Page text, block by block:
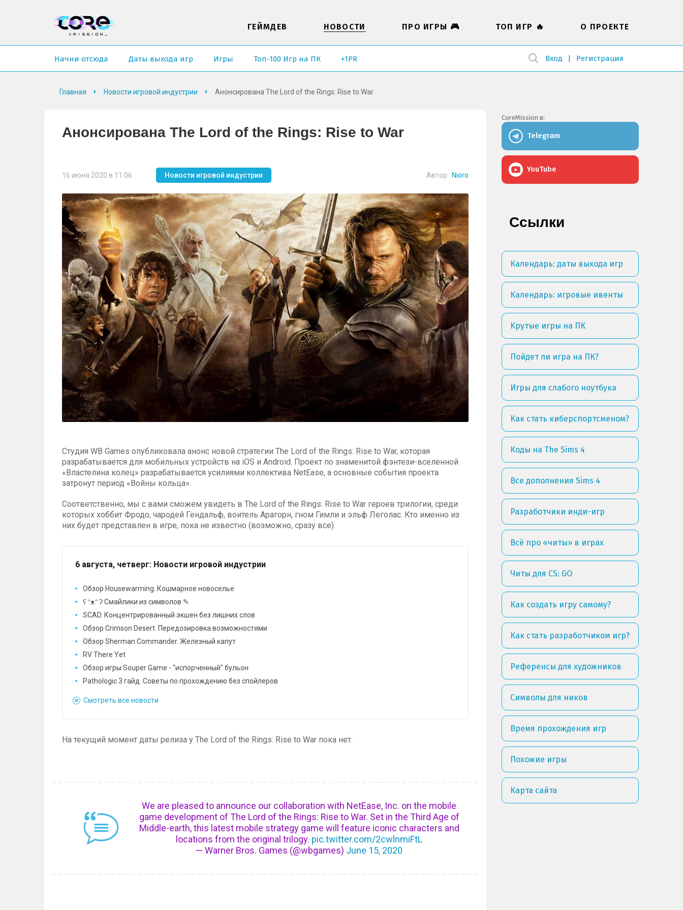
Вход Регистрация
ГЕЙМДЕВ НОВОСТИ ПРО ИГРЫ 🎮 ТОП ИГР 🔥 О ПРОЕКТЕ
Начни отсюда Даты выхода игр Игры Топ-100 Игр на ПК +1PR
Главная Новости игровой индустрии Анонсирована The Lord of the Rings: Rise to War
Анонсирована The Lord of the Rings: Rise to War
16 июня 2020 в 11:06 Новости игровой индустрии Автор: Nioro
Студия WB Games опубликовала анонс новой стратегии The Lord of the Rings: Rise to War, которая
разрабатывается для мобильных устройств на iOS и Android. Проект по знаменитой фэнтези-вселенной
«Властелина колец» разрабатывается усилиями коллектива NetEase, а основные события проекта
затронут период «Войны кольца».
Соответственно, мы с вами сможем увидеть в The Lord of the Rings: Rise to War героев трилогии, среди
которых хоббит Фродо, чародей Гендальф, воитель Арагорн, гном Гимли и эльф Леголас. Кто именно из
них будет представлен в игре, пока не известно (возможно, сразу все).
6 августа, четверг: Новости игровой индустрии
Обзор Housewarming. Кошмарное новоселье
ʕ ᵔᴥᵔ ʔ Смайлики из символов ✎
SCAD. Концентрированный экшен без лишних слов
Обзор Crimson Desert. Передозировка возможностями
Обзор Sherman Commander. Железный капут
RV There Yet
Обзор игры Souper Game - "испорченный" бульон
Pathologic 3 гайд. Советы по прохождению без спойлеров
Смотреть все новости
На текущий момент даты релиза у The Lord of the Rings: Rise to War пока нет.
We are pleased to announce our collaboration with NetEase, Inc. on the mobile
game development of The Lord of the Rings: Rise to War. Set in the Third Age of
Middle-earth, this latest mobile strategy game will feature iconic characters and
locations from the original trilogy. pic.twitter.com/2cwlnmiFtL
— Warner Bros. Games (@wbgames) June 15, 2020
CoreMission в:
Telegram
YouTube
Ссылки
Календарь: даты выхода игр
Календарь: игровые ивенты
Крутые игры на ПК
Пойдет ли игра на ПК?
Игры для слабого ноутбука
Как стать киберспортсменом?
Коды на The Sims 4
Все дополнения Sims 4
Разработчики инди-игр
Всё про «читы» в играх
Читы для CS: GO
Как создать игру самому?
Как стать разработчиком игр?
Референсы для художников
Символы для ников
Время прохождения игр
Похожие игры
Карта сайта